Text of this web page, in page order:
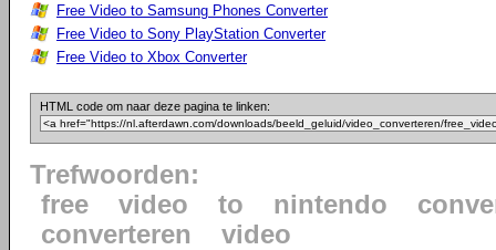
Free Video to Samsung Phones Converter
Free Video to Sony PlayStation Converter
Free Video to Xbox Converter
HTML code om naar deze pagina te linken:
Trefwoorden:
free
video to nintendo
converteren
video